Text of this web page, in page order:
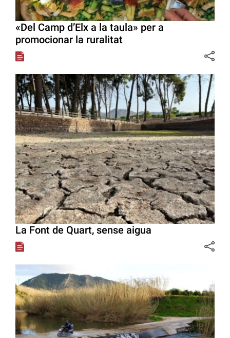
«Del Camp d’Elx a la taula» per a
promocionar la ruralitat
La Font de Quart, sense aigua